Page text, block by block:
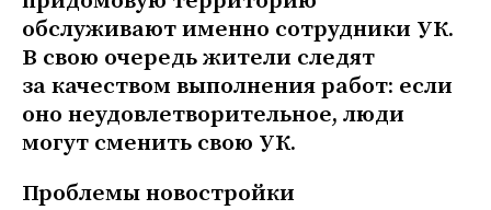
обслуживают именно сотрудники УК.
В свою очередь жители следят
за качеством выполнения работ: если
оно неудовлетворительное, люди
могут сменить свою УК.
Проблемы новостройки